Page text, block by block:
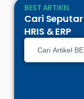
BEST ARTIKEL
Cari Seputar
HRIS & ERP